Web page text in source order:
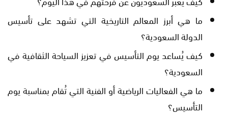
ما هي أبرز المعالم التاريخية التي تشهد على تأسيس
الدولة السعودية؟
كيف يُساعد يوم التأسيس في تعزيز السياحة الثقافية في
السعودية؟
ما هي الفعاليات الرياضية أو الفنية التي تُقام بمناسبة يوم
التأسيس؟